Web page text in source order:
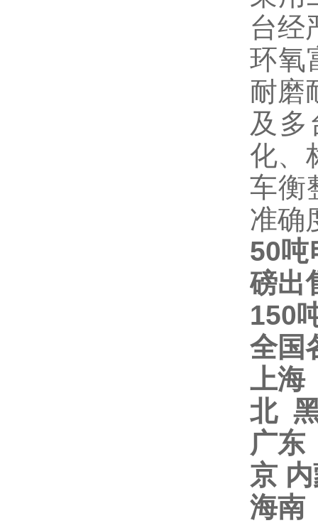
台经
环氧
耐磨
及
化、
车衡
准确
50
磅
150
全国
上海
北
广
京
海